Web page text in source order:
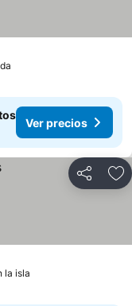
Ver precios
Compartir
la isla